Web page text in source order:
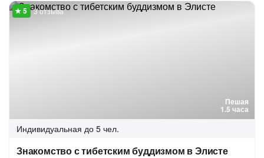
Пешая
1.5 часа
3 отзыва
Индивидуальная до 5 чел.
Знакомство с тибетским буддизмом в Элисте